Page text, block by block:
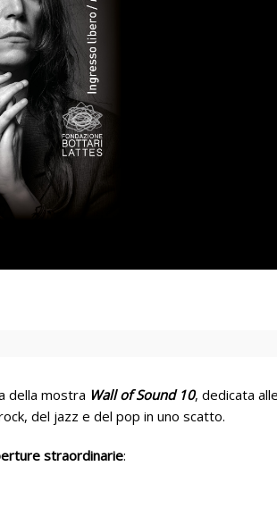
della mostra Wall of Sound 10, dedicata
del jazz e del pop in uno scatto.
straordinarie: